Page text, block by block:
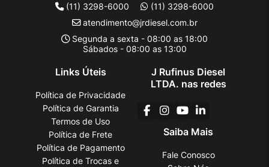
(11) 3298-6000
(11) 3298-6000
atendimento@jrdiesel.com.br
Segunda a sexta - 08:00 as 18:00
Sábados - 08:00 as 13:00
Links Úteis
Política de Privacidade
Política de Garantia
Termos de Uso
Política de Frete
Política de Pagamento
Política de Trocas e
J Rufinus Diesel
LTDA. nas redes
Saiba Mais
Fale Conosco